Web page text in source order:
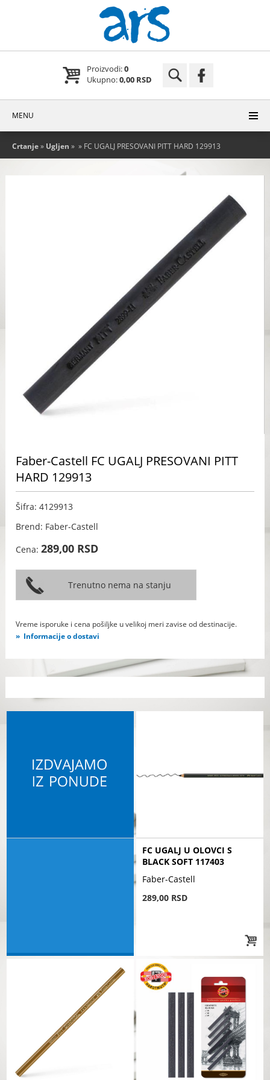
Proizvodi:0
Ukupno:0,00 RSD
MENU
Crtanje» Ugljen » » FC UGALJ PRESOVANI PITT HARD 129913
Faber-Castell FC UGALJ PRESOVANI PITT
HARD 129913
Šifra: 4129913
Brend: Faber-Castell
Cena:289,00 RSD
Vreme isporuke i cena pošiljke u velikoj meri zavise od destinacije.
Informacije o dostavi
FC UGALJ U OLOVCI S
BLACK SOFT 117403
Faber-Castell
289,00 RSD